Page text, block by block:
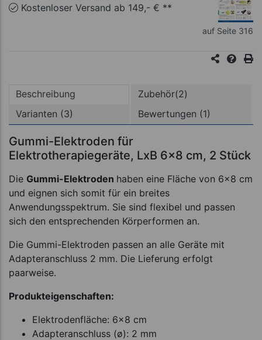
Kostenloser Versand ab 149,- € **
auf Seite 316
Beschreibung
Zubehör(2)
Varianten (3)
Bewertungen (1)
Gummi-Elektroden für
Elektrotherapiegeräte, LxB 6x8 cm, 2 Stück
Die Gummi-Elektroden haben eine Fläche von 6x8 cm
und eignen sich somit für ein breites
Anwendungsspektrum. Sie sind flexibel und passen
sich den entsprechenden Körperformen an.
Die Gummi-Elektroden passen an alle Geräte mit
Adapteranschluss 2 mm. Die Lieferung erfolgt
paarweise.
Produkteigenschaften:
Elektrodenfläche: 6x8 cm
Adapteranschluss (ø): 2 mm